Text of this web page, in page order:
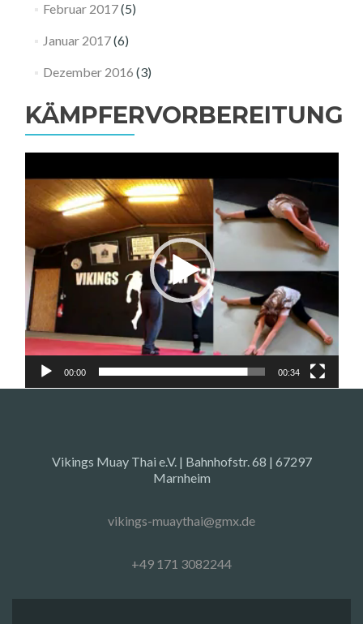
Februar 2017(5)
Januar 2017(6)
Dezember 2016 (3)
KÄMPFERVORBEREITUNG
Player
00:00 00:34
Vikings Muay Thai e.V. | Bahnhofstr. 68 | 67297
Marnheim
vikings-muaythai@gmx.de
+49 171 3082244